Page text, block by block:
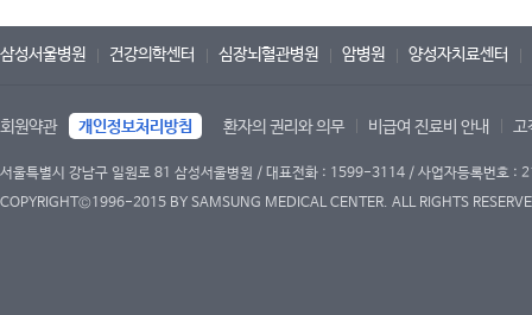
삼성서울병원 건강의학센터 심장뇌혈관병원 암병원 양성자치료센터
회원약관 개인정보처리방침 환자의 권리와 의무 비급여 진료비 안내 고
서울특별시 강남구 일원로 81 삼성서울병원 / 대표전화 : 1599-3114 / 사업자등록번호
COPYRIGHT©1996-2015 BY SAMSUNG MEDICAL CENTER. ALL RIGHTS